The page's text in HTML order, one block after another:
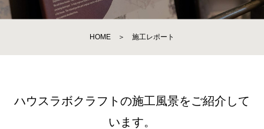
HOME ＞ 施工レポート
ハウスラボクラフトの施工風景をご紹介して
います。